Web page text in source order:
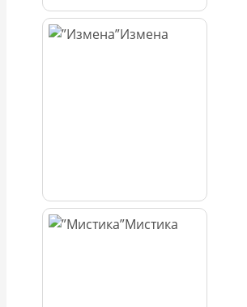
Измена
Мистика